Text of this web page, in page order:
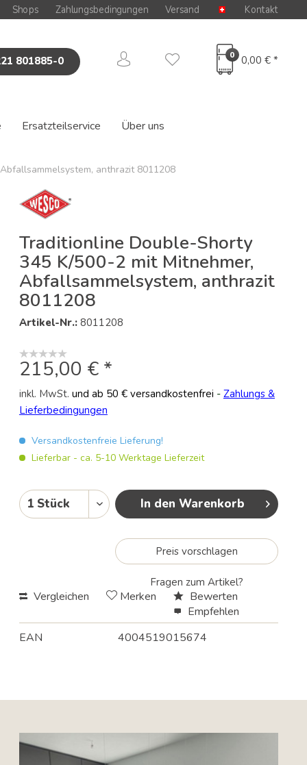
Shops Zahlungsbedingungen Versand Kontakt
801885-0 0 0,00 € *
Ersatzteilservice Über uns
anthrazit 8011208
Traditionline Double-Shorty
345 K/500-2 mit Mitnehmer,
Abfallsammelsystem, anthrazit
8011208
Artikel-Nr.: 8011208
215,00 € *
inkl. MwSt. und ab 50 € versandkostenfrei - Zahlungs &
Lieferbedingungen
Versandkostenfreie Lieferung!
Lieferbar - ca. 5-10 Werktage Lieferzeit
In den Warenkorb
Preis vorschlagen
Fragen zum Artikel?
Vergleichen Merken
Bewerten
Empfehlen
EAN
4004519015674